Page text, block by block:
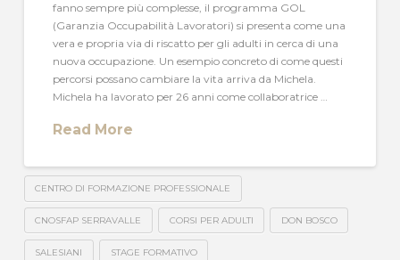
fanno sempre più complesse, il programma GOL
(Garanzia Occupabilità Lavoratori) si presenta come una
vera e propria via di riscatto per gli adulti in cerca di una
nuova occupazione. Un esempio concreto di come questi
percorsi possano cambiare la vita arriva da Michela.
Michela ha lavorato per 26 anni come collaboratrice …
Read More
CENTRO DI FORMAZIONE PROFESSIONALE
CNOSFAP SERRAVALLE CORSI PER ADULTI DON BOSCO
SALESIANI STAGE FORMATIVO